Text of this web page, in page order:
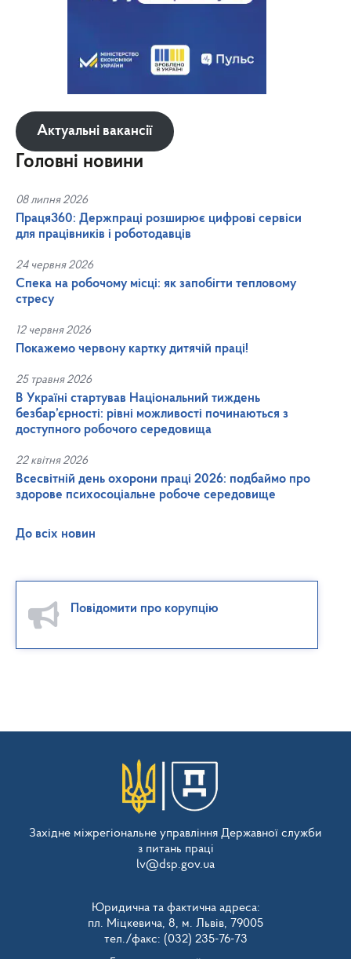
Актуальні вакансії
Головні новини
08 липня 2026
Праця360: Держпраці розширює цифрові сервіси
для працівників і роботодавців
24 червня 2026
Спека на робочому місці: як запобігти тепловому
стресу
12 червня 2026
Покажемо червону картку дитячій праці!
25 травня 2026
В Україні стартував Національний тиждень
безбар’єрності: рівні можливості починаються з
доступного робочого середовища
22 квітня 2026
Всесвітній день охорони праці 2026: подбаймо про
здорове психосоціальне робоче середовище
До всіх новин
Повідомити про корупцію
Західне міжрегіональне управління Державної служби
з питань праці
lv@dsp.gov.ua
Юридична та фактична адреса:
пл. Міцкевича, 8, м. Львів, 79005
тел./факс: (032) 235-76-73